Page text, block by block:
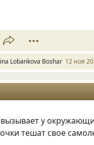
Lobankova Boshar 12 ноя
у
тешат свое